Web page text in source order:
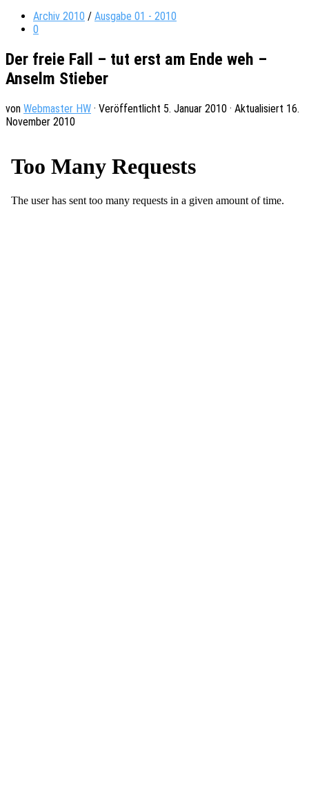
Archiv 2010 / Ausgabe 01 - 2010
0
Der freie Fall – tut erst am Ende weh –
Anselm Stieber
von Webmaster HW · Veröffentlicht 5. Januar 2010 · Aktualisiert 16.
November 2010